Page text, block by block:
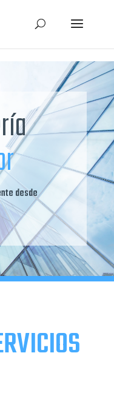
desde